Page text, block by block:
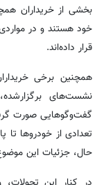
بخشی از خریداران
خود هستند و در
قرار داده‌اند.
همچنین برخی
نشست‌های
گفت‌وگوهایی صورت
تعدادی از خودروها
حال، جزئیات این